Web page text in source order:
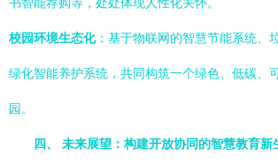
校园环境生态化：基于物联网的智慧节能系统、
绿化智能养护系统，共同构筑一个绿色、低碳、
园。
四、 未来展望：构建开放协同的智慧教育新